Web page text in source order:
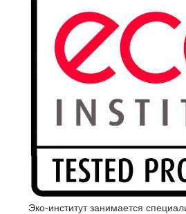
соблюдении общеизвестных
надлежащем, регулярным уходе,
производителем в инструкции по
Эко-институт занимается